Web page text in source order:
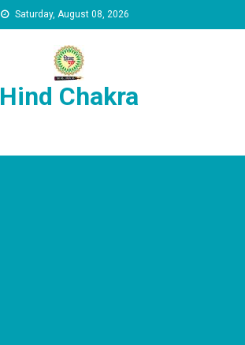
Saturday, August 08, 2026
Hind Chakra